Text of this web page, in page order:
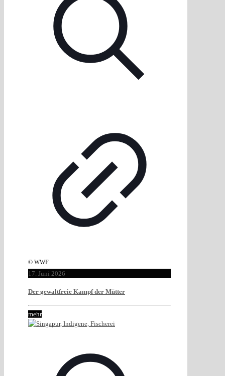
© WWF
17. Juni 2026
Der gewaltfreie Kampf der Mütter
mehr